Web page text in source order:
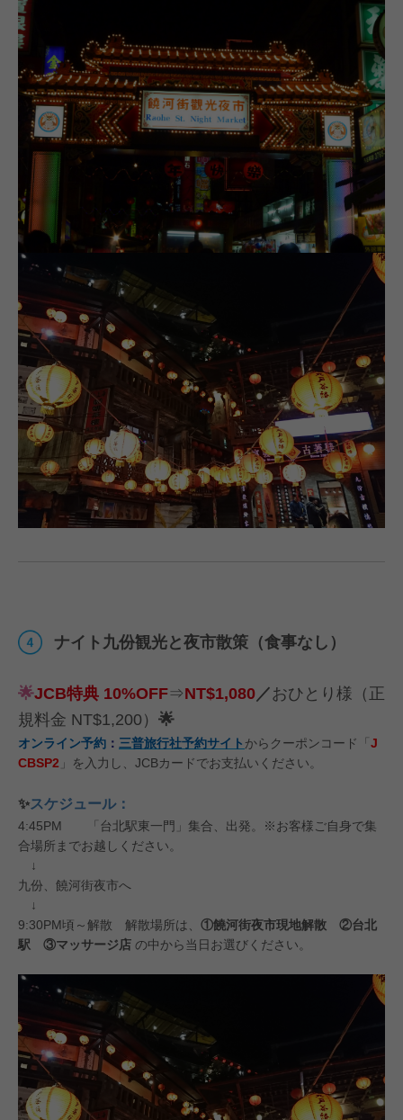
ナイト九份観光と夜市散策（食事なし）
🌟JCB特典 10%OFF⇒NT$1,080 ／ おひとり様（正
規料金 NT$1,200） 🌟
オンライン予約 ： 三普旅行社予約サイト からクーポンコード「J
CBSP2 」を入力し、JCBカードでお支払いください。
✨スケジュール：
4:45PM 「台北駅東一門」集合、出発。※お客様ご自身で集
合場所までお越しください。
↓
九份、饒河街夜市へ
↓
9:30PM頃～解散 解散場所は、 ①饒河街夜市現地解散 ②台北
駅 ③マッサージ店 の中から当日お選びください。